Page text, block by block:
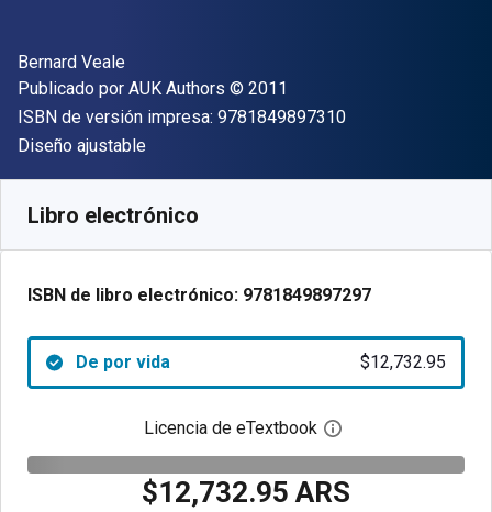
Autor(es)
Bernard Veale
Editor
Publicado por AUK Authors Copyright
© 2011
ISBN de versión impresa: 9781849897310"ISBN-13
Formato
Diseño ajustable
Libro electrónico
ISBN de libro electrónico: 9781849897297
De por vida $12,732.95
Licencia de eTextbook Abre el cuadro de
$12,732.95 ARS